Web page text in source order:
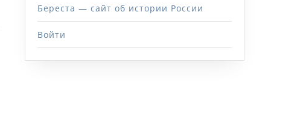
Береста — сайт об истории России
Войти